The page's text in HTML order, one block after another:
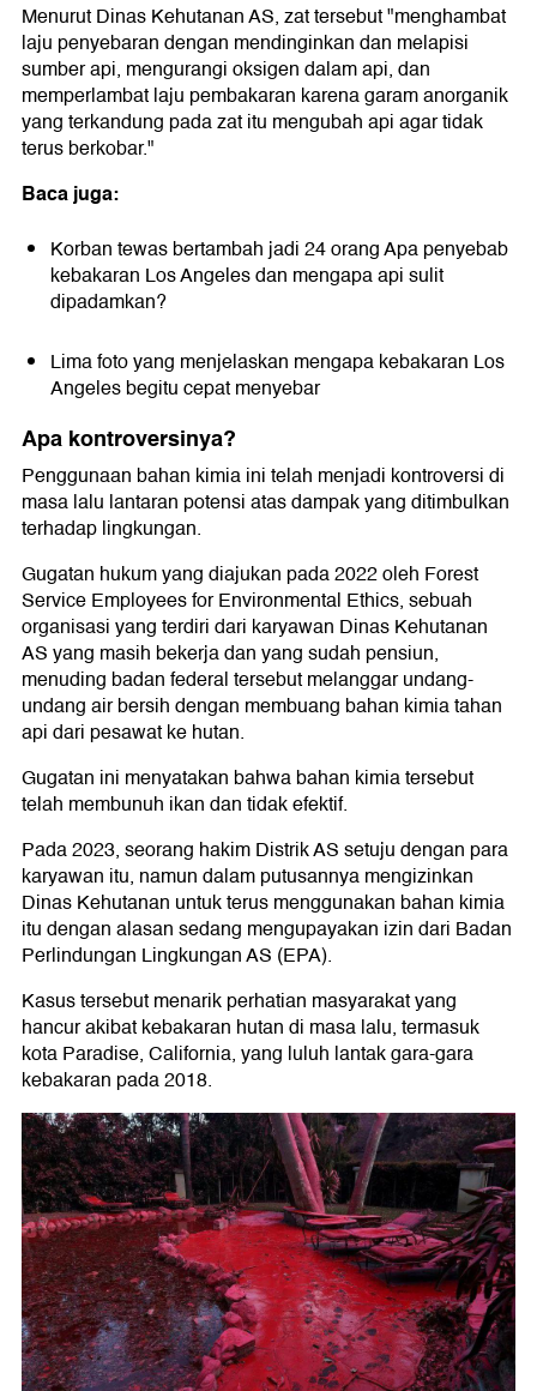
Menurut Dinas Kehutanan AS, zat tersebut "menghambat
laju penyebaran dengan mendinginkan dan melapisi
sumber api, mengurangi oksigen dalam api, dan
memperlambat laju pembakaran karena garam anorganik
yang terkandung pada zat itu mengubah api agar tidak
terus berkobar."
Baca juga:
Korban tewas bertambah jadi 24 orang Apa penyebab
kebakaran Los Angeles dan mengapa api sulit
dipadamkan?
Lima foto yang menjelaskan mengapa kebakaran Los
Angeles begitu cepat menyebar
Apa kontroversinya?
Penggunaan bahan kimia ini telah menjadi kontroversi di
masa lalu lantaran potensi atas dampak yang ditimbulkan
terhadap lingkungan.
Gugatan hukum yang diajukan pada 2022 oleh Forest
Service Employees for Environmental Ethics, sebuah
organisasi yang terdiri dari karyawan Dinas Kehutanan
AS yang masih bekerja dan yang sudah pensiun,
menuding badan federal tersebut melanggar undang-
undang air bersih dengan membuang bahan kimia tahan
api dari pesawat ke hutan.
Gugatan ini menyatakan bahwa bahan kimia tersebut
telah membunuh ikan dan tidak efektif.
Pada 2023, seorang hakim Distrik AS setuju dengan para
karyawan itu, namun dalam putusannya mengizinkan
Dinas Kehutanan untuk terus menggunakan bahan kimia
itu dengan alasan sedang mengupayakan izin dari Badan
Perlindungan Lingkungan AS (EPA).
Kasus tersebut menarik perhatian masyarakat yang
hancur akibat kebakaran hutan di masa lalu, termasuk
kota Paradise, California, yang luluh lantak gara-gara
kebakaran pada 2018.